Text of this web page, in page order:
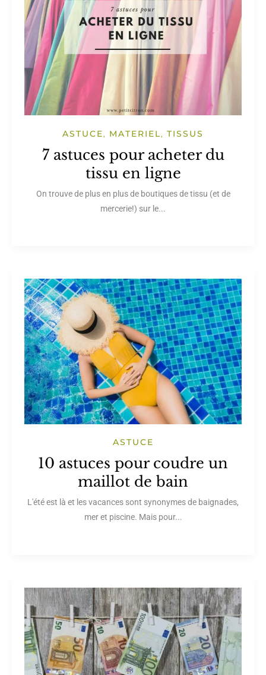
ASTUCE, MATERIEL, TISSUS
7 astuces pour acheter du
tissu en ligne
On trouve de plus en plus de boutiques de tissu (et de
mercerie!) sur le...
ASTUCE
10 astuces pour coudre un
maillot de bain
L'été est là et les vacances sont synonymes de baignades,
mer et piscine. Mais pour...